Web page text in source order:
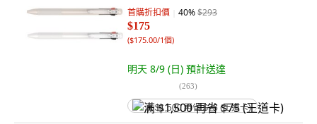
首購折扣價 40%$293
$175
($175.00/1個)
明天 8/9 (日) 預計送達
(263)
满 $1,500 再省 $75 (王道卡)